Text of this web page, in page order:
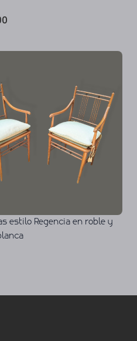
estilo Regencia en roble y